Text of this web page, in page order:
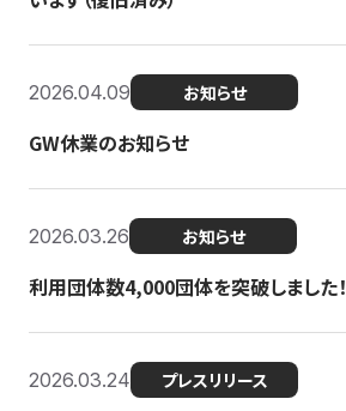
2026.04.09 お知らせ
GW休業のお知らせ
2026.03.26 お知らせ
利用団体数4,000団体を突破しました！
2026.03.24 プレスリリース